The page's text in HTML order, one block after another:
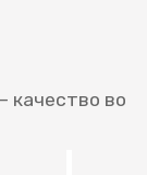
качество во